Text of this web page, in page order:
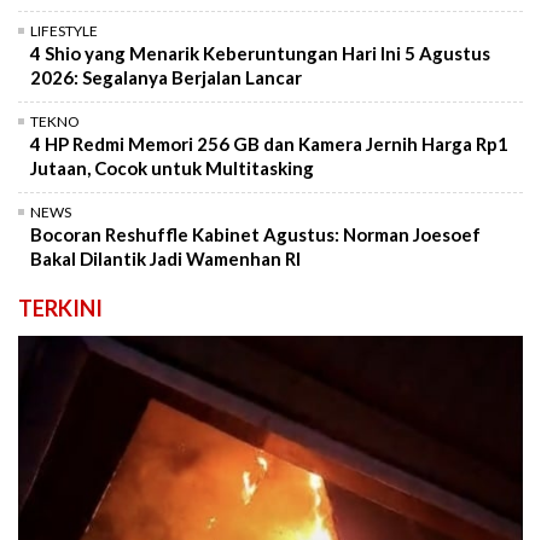
LIFESTYLE
4 Shio yang Menarik Keberuntungan Hari Ini 5 Agustus
2026: Segalanya Berjalan Lancar
TEKNO
4 HP Redmi Memori 256 GB dan Kamera Jernih Harga Rp1
Jutaan, Cocok untuk Multitasking
NEWS
Bocoran Reshuffle Kabinet Agustus: Norman Joesoef
Bakal Dilantik Jadi Wamenhan RI
TERKINI